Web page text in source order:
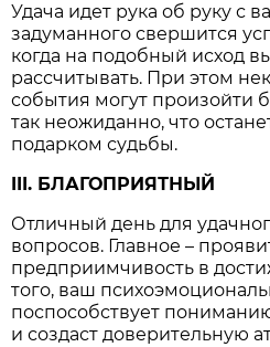
Удача идет рука об руку с
задуманного свершится
когда на подобный исход
рассчитывать. При этом
события могут произойти
так неожиданно, что
подарком судьбы.
III. БЛАГОПРИЯТНЫЙ
Отличный день для
вопросов. Главное –
предприимчивость в
того, ваш
поспособствует
и создаст доверительную